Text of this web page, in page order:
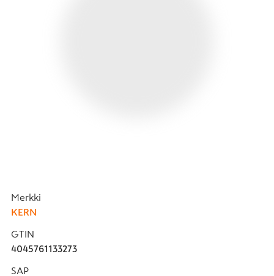
Merkki
KERN
GTIN
4045761133273
SAP